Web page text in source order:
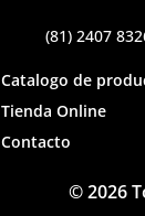
(81) 2407
Catalogo de
Tienda Online
Contacto
© 2026